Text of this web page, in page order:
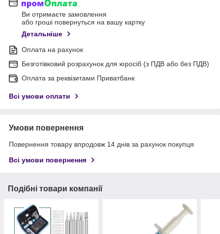
Ви отримаєте замовлення
або гроші повернуться на вашу картку
Детальніше
Оплата на рахунок
Безготівковий розрахунок для юросіб (з ПДВ або без ПДВ)
Оплата за реквізитами Приватбанк
Всі умови оплати
Умови повернення
Повернення товару впродовж 14 днів за рахунок покупця
Всі умови повернення
Подібні товари компанії